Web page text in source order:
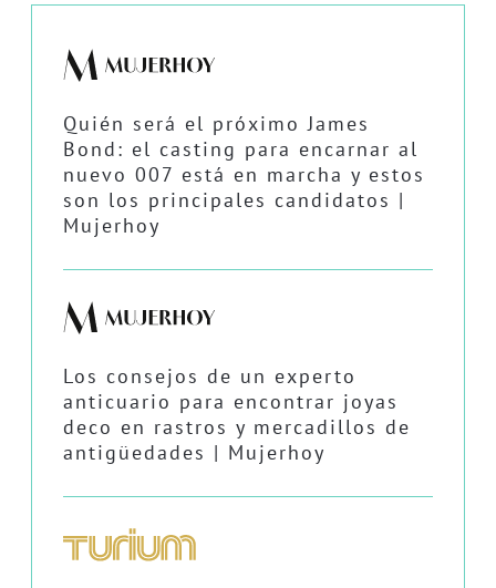
Quién será el próximo James
Bond: el casting para encarnar al
nuevo 007 está en marcha y estos
son los principales candidatos |
Mujerhoy
Los consejos de un experto
anticuario para encontrar joyas
deco en rastros y mercadillos de
antigüedades | Mujerhoy